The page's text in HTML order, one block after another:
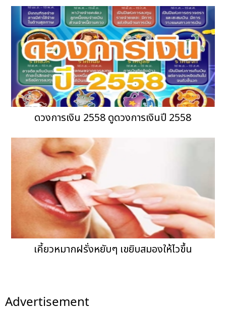
ดวงการเงิน 2558 ดูดวงการเงินปี 2558
เคี้ยวหมากฝรั่งหยับๆ เขยิบสมองให้ไวขึ้น
Advertisement